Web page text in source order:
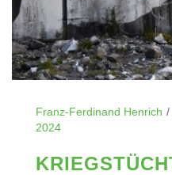
Franz-Ferdinand Henrich
2024